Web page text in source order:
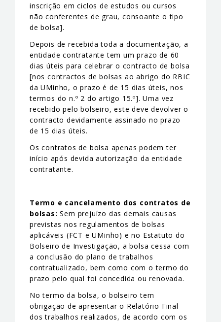
inscrição em ciclos de estudos ou cursos
não conferentes de grau, consoante o tipo
de bolsa].
Depois de recebida toda a documentação, a
entidade contratante tem um prazo de 60
dias úteis para celebrar o contracto de bolsa
[nos contractos de bolsas ao abrigo do RBIC
da UMinho, o prazo é de 15 dias úteis, nos
termos do n.º 2 do artigo 15.º]. Uma vez
recebido pelo bolseiro, este deve devolver o
contracto devidamente assinado no prazo
de 15 dias úteis.
Os contratos de bolsa apenas podem ter
início após devida autorização da entidade
contratante.
Termo e cancelamento dos contratos de
bolsas:Sem prejuízo das demais causas
previstas nos regulamentos de bolsas
aplicáveis (FCT e UMinho) e no Estatuto do
Bolseiro de Investigação, a bolsa cessa com
a conclusão do plano de trabalhos
contratualizado, bem como com o termo do
prazo pelo qual foi concedida ou renovada.
No termo da bolsa, o bolseiro tem
obrigação de apresentar o Relatório Final
dos trabalhos realizados, de acordo com os